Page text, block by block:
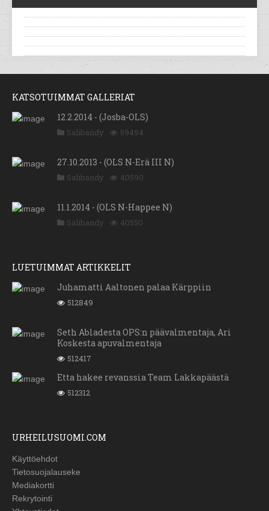
KATSOTUIMMAT GALLERIAT
12.2.2014 - (Josba-OLS)
Salibandy 59494
27.10.2013 - (OLS N-Erä III N)
Salibandy 40590
11.1.2014 - (OLS N-Happee N)
Salibandy 40550
LUETUIMMAT ARTIKKELIT
Juhamatti Aaltonen palaa Kärppiin
512849
Seth Abladesta OPS:n päävalmentaja, Ari
Koskesta apuvalmentaja
512417
Etta hakee revanssia Team Lakkapäästä
512312
URHEILUSUOMI.COM
Käyttöehdot
Tietosuojalauseke
Mediakortti
Rekrytointi